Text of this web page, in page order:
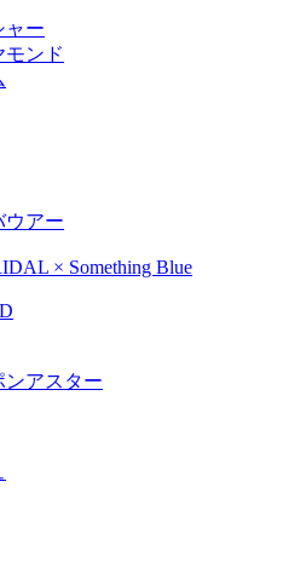
ャー
モンド
ウアー
× Something Blue
ンアスター